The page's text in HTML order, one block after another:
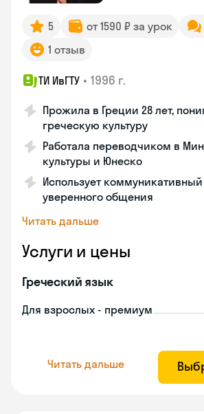
5 от 1590 ₽ за урок
1 отзыв
ТИ ИвГТУ • 1996 г.
Прожила в Греции 28 лет,
греческую культуру
Работала переводчиком в
культуры и Юнеско
Использует
уверенного общения
Читать дальше
Услуги и цены
Греческий язык
Для взрослых - премиум
Читать дальше